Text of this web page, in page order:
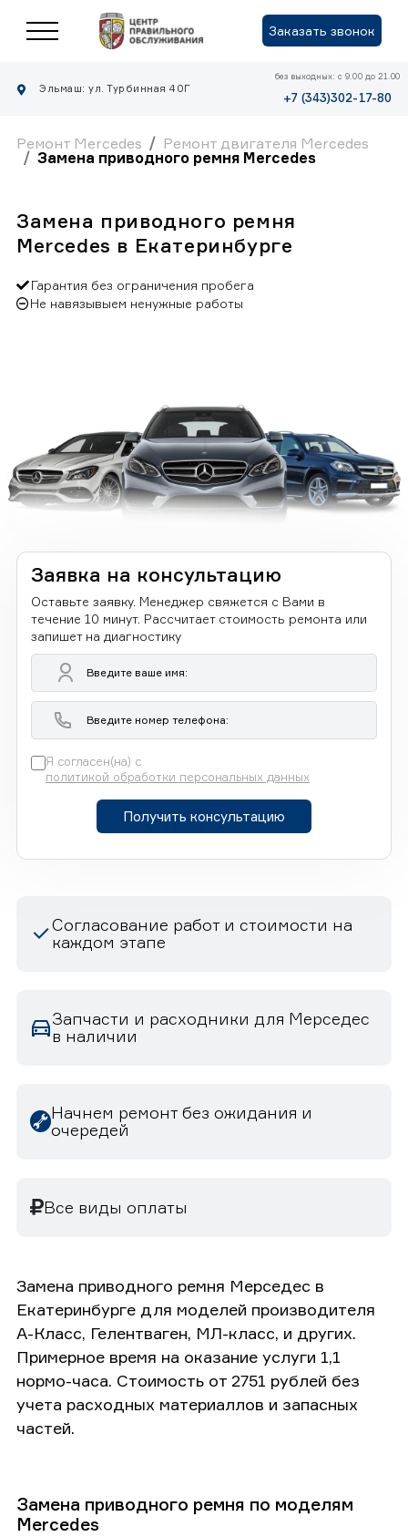
Заказать звонок
Эльмаш: ул. Турбинная 40Г
без выходных: с 9.00 до 21.00
+7 (343)302-17-80
Ремонт Mercedes
Ремонт двигателя Mercedes
Замена приводного ремня Mercedes
Замена приводного ремня
Mercedes в Екатеринбурге
Гарантия без ограничения пробега
Не навязывыем ненужные работы
Заявка на консультацию
Оставьте заявку. Менеджер свяжется с Вами в
течение 10 минут. Рассчитает стоимость ремонта или
запишет на диагностику
Я согласен(на) с
политикой обработки персональных данных
Получить консультацию
Согласование работ и стоимости на
каждом этапе
Запчасти и расходники для Мерседес
в наличии
Начнем ремонт без ожидания и
очередей
Все виды оплаты
Замена приводного ремня Мерседес в
Екатеринбурге для моделей производителя
А-Класс, Гелентваген, МЛ-класс, и других.
Примерное время на оказание услуги 1,1
нормо-часа. Стоимость от 2751 рублей без
учета расходных материаллов и запасных
частей.
Замена приводного ремня по моделям
Mercedes